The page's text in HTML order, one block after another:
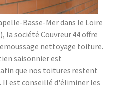
Basse-Mer dans le Loire
la société Couvreur 44 offre
nettoyage toiture.
saisonnier est
que nos toitures restent
Il est conseillé d'éliminer les